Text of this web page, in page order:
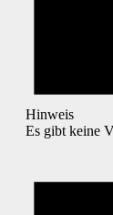
Hinweis
Es gibt keine